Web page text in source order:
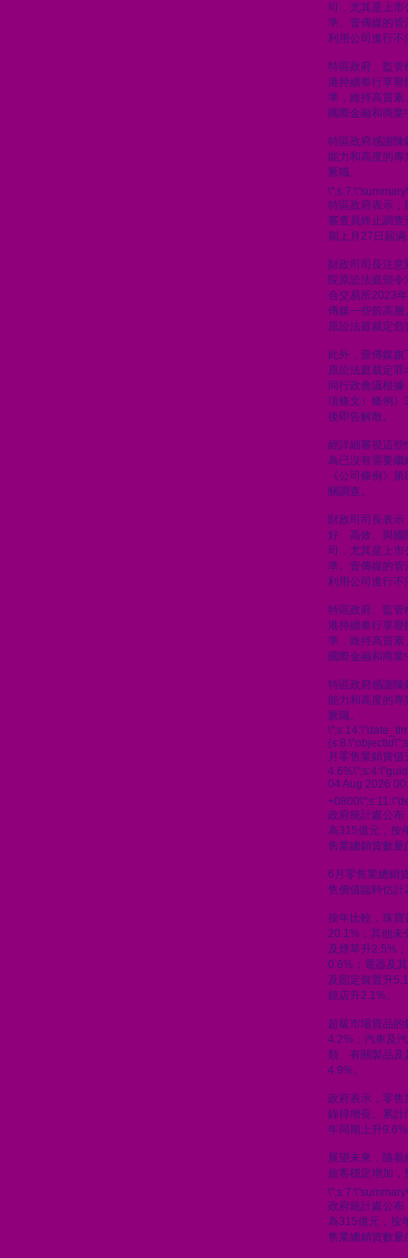
司，尤其是上市
準。壹傳媒的管
利用公司進行不
特區政府、監管
港持續奉行享譽
準，維持高質素
國際金融和商
特區政府感謝陳
能力和高度的專
厥職。
特區政府表示，
審查員終止調查
期上月27日屆
財政司司長注
院原訟法庭頒
合交易所2023
傳媒一些前高
原訟法庭裁定
此外，壹傳媒
原訟法庭裁定
同行政會議根
項條文）條例
後即告解散。
經詳細審視這些
為已沒有需要繼
《公司條例》
關調查。
財政司司長表
好、高效、與國
司，尤其是上市
準。壹傳媒的管
利用公司進行不
特區政府、監管
港持續奉行享譽
準，維持高質素
國際金融和商
特區政府感謝陳
能力和高度的專
厥職。
月零售業銷貨值
04 Aug 2026
政府統計處公
為315億元，按
售業總銷貨數
6月零售業總銷
售價值臨時估
按年比較，珠寶
20.1%；其他未
及煙草升2.5%
0.6%；電器及
及固定裝置升
鏡店升2.1%。
超級市場貨品
4.2%；汽車及
類、有關製品
4.9%。
政府表示，零
錄得增長。累計
年同期上升
展望未來，隨
旅客穩定增加，
政府統計處公
為315億元，按
售業總銷貨數